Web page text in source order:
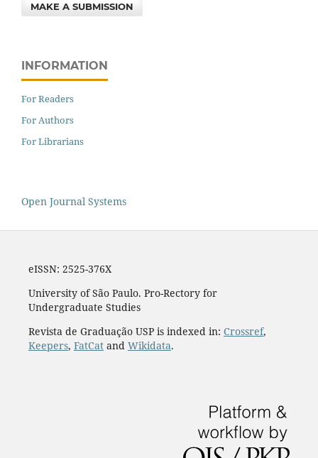
MAKE A SUBMISSION
INFORMATION
For Readers
For Authors
For Librarians
Open Journal Systems
eISSN: 2525-376X
University of São Paulo. Pro-Rectory for
Undergraduate Studies
Revista de Graduação USP is indexed in: Crossref,
Keepers, FatCatand Wikidata.